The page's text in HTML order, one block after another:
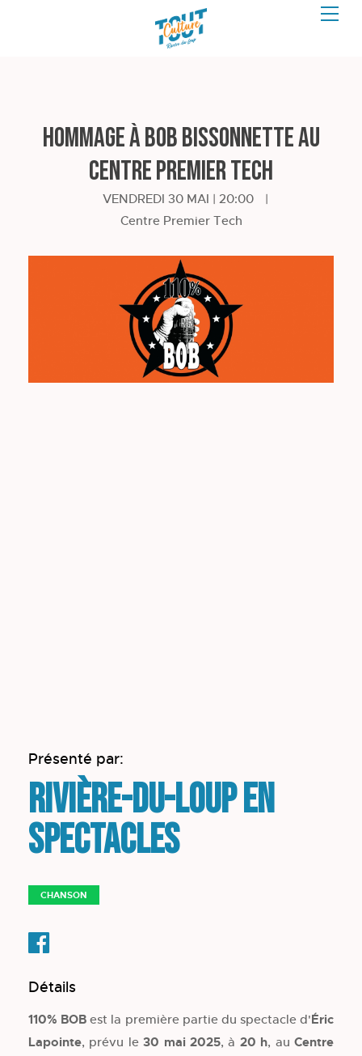
Hommage à Bob Bissonnette au
Centre Premier Tech
VENDREDI 30 MAI | 20:00
|
Centre Premier Tech
Présenté par:
Rivière-du-Loup en
spectacles
CHANSON
Détails
110% BOB est la première partie du spectacle d'Éric
Lapointe, prévu le30 mai 2025, à 20 h, auCentre